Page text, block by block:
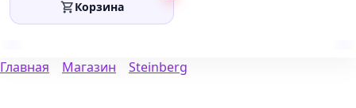
Корзина
Главная Магазин Steinberg